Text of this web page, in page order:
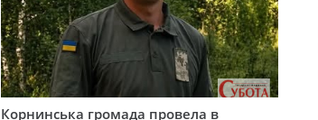
Корнинська громада провела в